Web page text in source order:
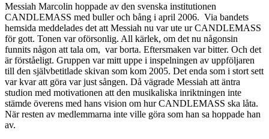
Messiah Marcolin hoppade av den svenska institutionen
CANDLEMASS med buller och bång i april 2006. Via bandets
hemsida meddelades det att Messiah nu var ute ur CANDLEMASS
för gott. Tonen var oförsonlig. All kärlek, om det nu någonsin
funnits någon att tala om, var borta. Eftersmaken var bitter. Och det
är förståeligt. Gruppen var mitt uppe i inspelningen av uppföljaren
till den självbetitlade skivan som kom 2005. Det enda som i stort sett
var kvar att göra var just sången. Då vägrade Messiah att äntra
studion med motivationen att den musikaliska inriktningen inte
stämde överens med hans vision om hur CANDLEMASS ska låta.
När resten av medlemmarna inte ville göra som han sa hoppade han
av.